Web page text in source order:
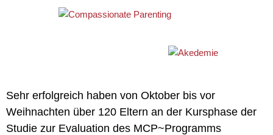
Sehr erfolgreich haben von Oktober bis vor
Weihnachten über 120 Eltern an der Kursphase der
Studie zur Evaluation des MCP~Programms